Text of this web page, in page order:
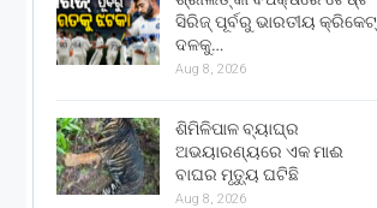
ସିରିଜ୍ ପୂର୍ବରୁ ଭାରତୀୟ କ୍ରିକେଟ୍
ଦଳକୁ…
Aug 8, 2026
ଶିମିଳିପାଳ ବ୍ୟାଘ୍ର
ଅଭୟାରଣ୍ୟରେ ଏକ ମାଈ
ବାଘର ମୃତ୍ୟୁ ଘଟିଛି
Aug 8, 2026